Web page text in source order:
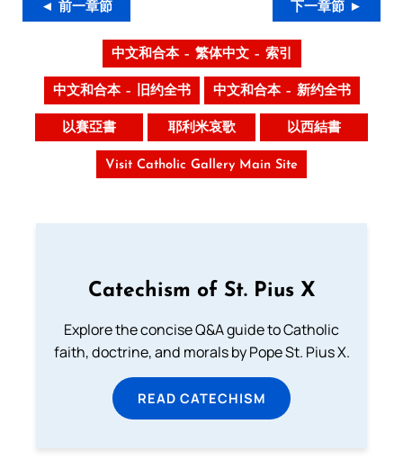
◄ 前一章節 下一章節 ►
中文和合本 – 繁体中文 – 索引
中文和合本 – 旧约全书 中文和合本 – 新约全书
以賽亞書 耶利米哀歌 以西結書
Visit Catholic Gallery Main Site
Catechism of St. Pius X
Explore the concise Q&A guide to Catholic
faith, doctrine, and morals by Pope St. Pius X.
READ CATECHISM